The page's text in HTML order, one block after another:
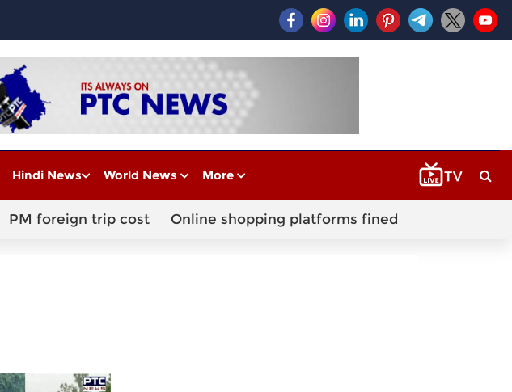
Hindi News World News More
PM foreign trip cost Online shopping platforms fined